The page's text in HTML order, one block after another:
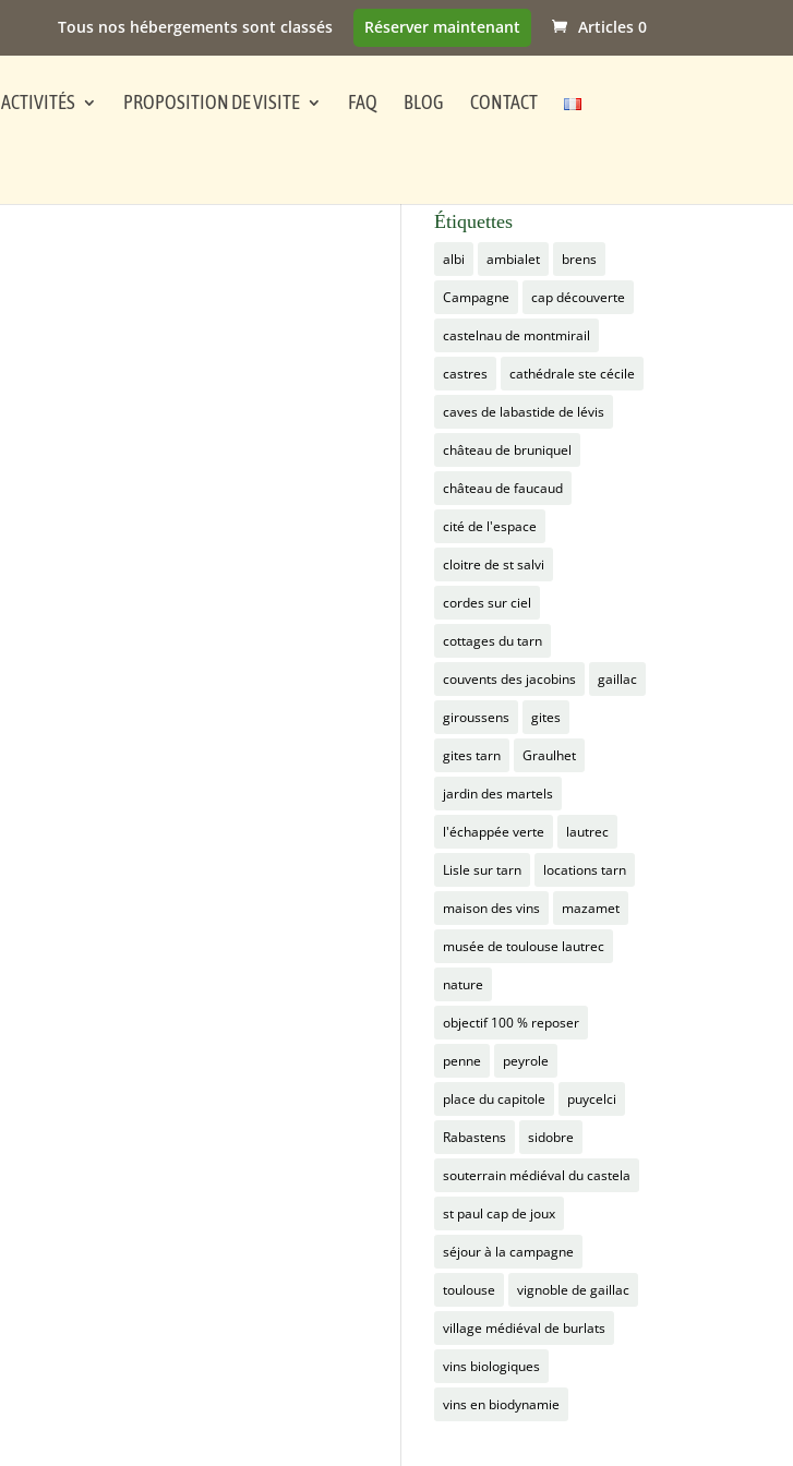
Tous nos hébergements sont classés Réserver maintenant Articles 0
ACTIVITÉS PROPOSITION DE VISITE FAQ BLOG CONTACT
Étiquettes
albi ambialet brens
Campagne cap découverte
castelnau de montmirail
castres cathédrale ste cécile
caves de labastide de lévis
château de bruniquel
château de faucaud
cité de l'espace
cloitre de st salvi
cordes sur ciel
cottages du tarn
couvents des jacobins gaillac
giroussens gites
gites tarn Graulhet
jardin des martels
l'échappée verte lautrec
Lisle sur tarn locations tarn
maison des vins mazamet
musée de toulouse lautrec
nature
objectif 100 % reposer
penne peyrole
place du capitole puycelci
Rabastens sidobre
souterrain médiéval du castela
st paul cap de joux
séjour à la campagne
toulouse vignoble de gaillac
village médiéval de burlats
vins biologiques
vins en biodynamie